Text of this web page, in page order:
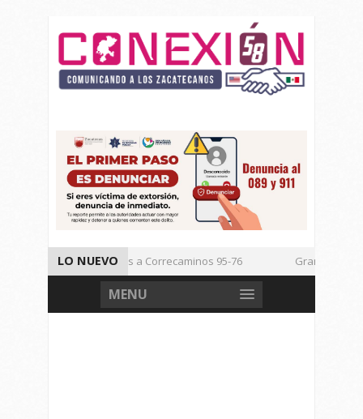
LO NUEVO
Vencen los Mineros a Correcaminos 95-76
Gran Festival
Inicia TSJEZ Sesiones Ordinarias
Inicia SICT Construcción
MENU